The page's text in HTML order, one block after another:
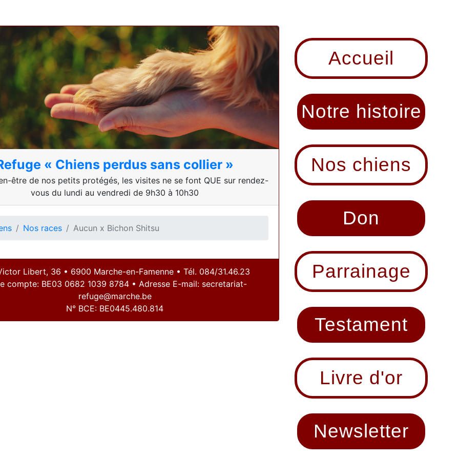
« Chiens perdus sans collier »
être de nos petits protégés, les visites ne se font QUE sur rendez-
vous du lundi au vendredi de 9h30 à 10h30
Nos races Aucun x Bichon Shitsu
Libert, 36 • 6900 Marche-en-Famenne • Tél. 084/31.46.23
compte: BE03 0682 1039 8784 • Adresse E-mail: secretariat-
refuge@marche.be
N° BCE: BE0445.480.814
Accueil
Notre histoire
Nos chiens
Don
Parrainage
Testament
Livre d'or
Newsletter